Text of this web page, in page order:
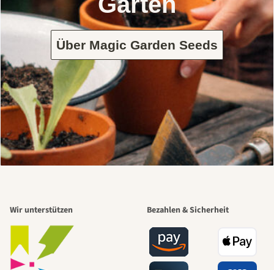
Über Magic Garden Seeds
Wir unterstützen Bezahlen & Sicherheit